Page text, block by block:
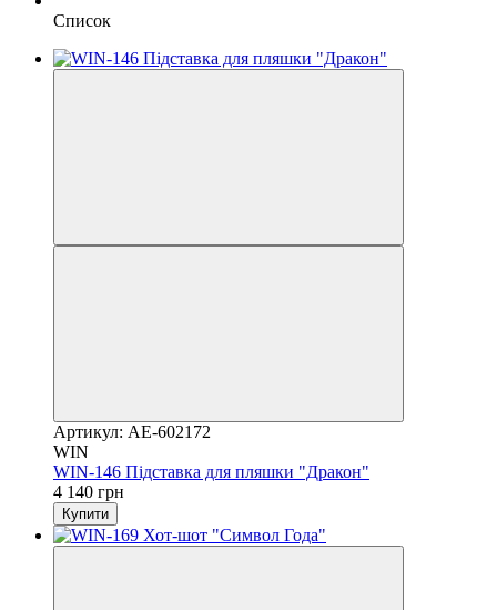
Список
Артикул: AE-602172
WIN
WIN-146 Підставка для пляшки "Дракон"
4 140 грн
Купити